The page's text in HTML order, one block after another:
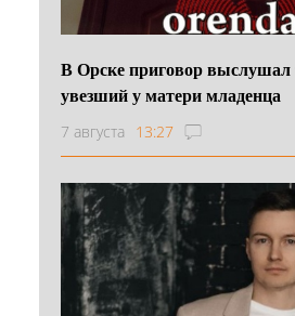
В Орске приговор выслушал
увезший у матери младенца
7 августа 13:27